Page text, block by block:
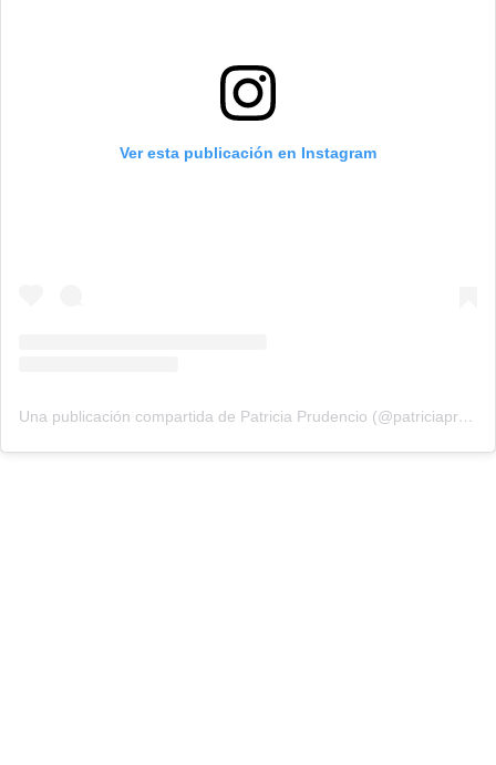
Ver esta publicación en Instagram
Una publicación compartida de Patricia Prudencio (@patriciaprudencio98)